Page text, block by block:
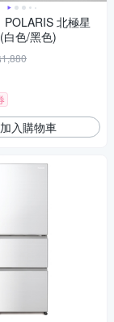
POLARIS 北極星
色/黑色)
加入購物車